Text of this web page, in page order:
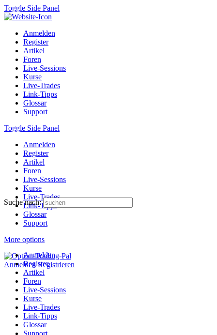
Toggle Side Panel
Anmelden
Register
Artikel
Foren
Live-Sessions
Kurse
Live-Trades
Link-Tipps
Glossar
Support
Toggle Side Panel
Anmelden
Register
Artikel
Foren
Live-Sessions
Kurse
Live-Trades
Link-Tipps
Glossar
Support
More options
Anmelden Registrieren
Suche nach:
Anmelden
Register
Artikel
Foren
Live-Sessions
Kurse
Live-Trades
Link-Tipps
Glossar
Support